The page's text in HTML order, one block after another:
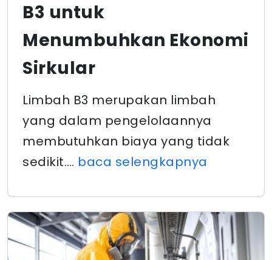
B3 untuk
Menumbuhkan Ekonomi
Sirkular
Limbah B3 merupakan limbah
yang dalam pengelolaannya
membutuhkan biaya yang tidak
sedikit.… baca selengkapnya